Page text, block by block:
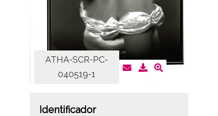
ATHA-SCR-PC-
040519-1
Identificador